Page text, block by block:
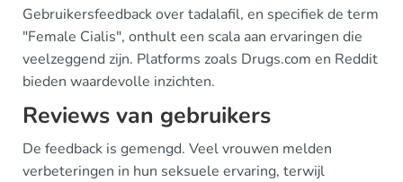
Gebruikersfeedback over tadalafil, en specifiek de term
"Female Cialis", onthult een scala aan ervaringen die
veelzeggend zijn. Platforms zoals Drugs.com en Reddit
bieden waardevolle inzichten.
Reviews van gebruikers
De feedback is gemengd. Veel vrouwen melden
verbeteringen in hun seksuele ervaring, terwijl